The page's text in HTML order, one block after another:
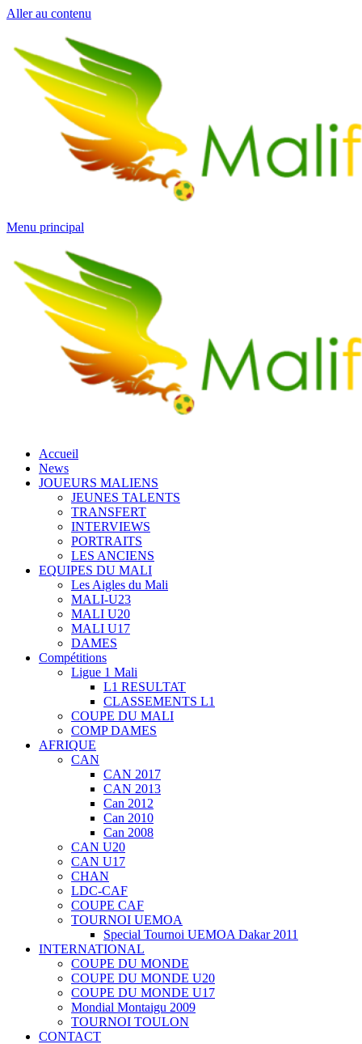
Aller au contenu
Menu principal
Accueil
News
JOUEURS MALIENS
JEUNES TALENTS
TRANSFERT
INTERVIEWS
PORTRAITS
LES ANCIENS
EQUIPES DU MALI
Les Aigles du Mali
MALI-U23
MALI U20
MALI U17
DAMES
Compétitions
Ligue 1 Mali
L1 RESULTAT
CLASSEMENTS L1
COUPE DU MALI
COMP DAMES
AFRIQUE
CAN
CAN 2017
CAN 2013
Can 2012
Can 2010
Can 2008
CAN U20
CAN U17
CHAN
LDC-CAF
COUPE CAF
TOURNOI UEMOA
Special Tournoi UEMOA Dakar 2011
INTERNATIONAL
COUPE DU MONDE
COUPE DU MONDE U20
COUPE DU MONDE U17
Mondial Montaigu 2009
TOURNOI TOULON
CONTACT